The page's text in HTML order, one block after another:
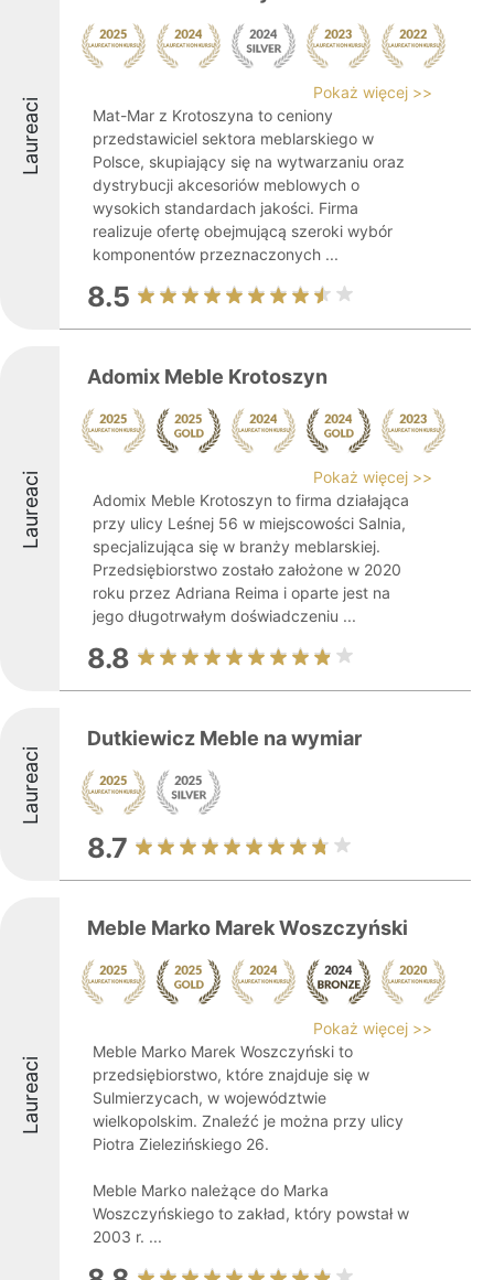
Laureaci
Pokaż więcej >>
Mat-Mar z Krotoszyna to ceniony
przedstawiciel sektora meblarskiego w
Polsce, skupiający się na wytwarzaniu oraz
dystrybucji akcesoriów meblowych o
wysokich standardach jakości. Firma
realizuje ofertę obejmującą szeroki wybór
komponentów przeznaczonych ...
8.5
Laureaci
Adomix Meble Krotoszyn
Pokaż więcej >>
Adomix Meble Krotoszyn to firma działająca
przy ulicy Leśnej 56 w miejscowości Salnia,
specjalizująca się w branży meblarskiej.
Przedsiębiorstwo zostało założone w 2020
roku przez Adriana Reima i oparte jest na
jego długotrwałym doświadczeniu ...
8.8
Laureaci
Dutkiewicz Meble na wymiar
8.7
Laureaci
Meble Marko Marek Woszczyński
Pokaż więcej >>
Meble Marko Marek Woszczyński to
przedsiębiorstwo, które znajduje się w
Sulmierzycach, w województwie
wielkopolskim. Znaleźć je można przy ulicy
Piotra Zielezińskiego 26.
Meble Marko należące do Marka
Woszczyńskiego to zakład, który powstał w
2003 r. ...